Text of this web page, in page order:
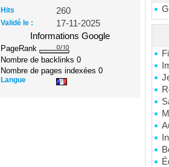
Hits 260
Validé le :
17-11-2025
Informations Google
PageRank
Nombre de backlinks0
Nombre de pages indexées0
Langue